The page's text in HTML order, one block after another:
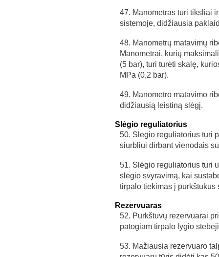
47. Manometras turi tiksliai
sistemoje, didžiausia
48. Manometrų matavimų
Manometrai, kurių
(5 bar), turi turėti skalę,
MPa (0,2 bar).
49. Manometro matavimo
didžiausią leistiną slėgį.
Slėgio reguliatorius
50. Slėgio reguliatorius turi
siurbliui dirbant vienodais
51. Slėgio reguliatorius turi
slėgio svyravimą, kai
tirpalo tiekimas į
Rezervuaras
52. Purkštuvų rezervuarai
patogiam tirpalo lygio
53. Mažiausia rezervuaro